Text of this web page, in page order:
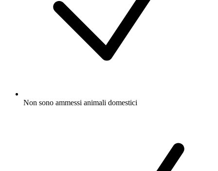
Non sono ammessi animali domestici